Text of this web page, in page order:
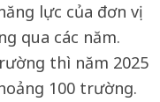
lực của đơn vị
qua các năm.
thì năm 2025
100 trường.